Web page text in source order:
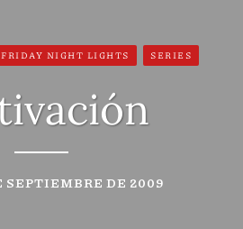
FRIDAY NIGHT LIGHTS SERIES
SEPTIEMBRE DE 2009